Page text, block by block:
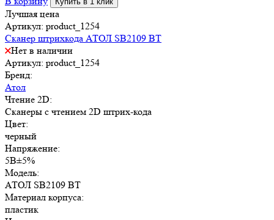
Лучшая цена
Артикул: product_1254
Сканер штрихкода АТОЛ SB2109 BT
Нет в наличии
Артикул: product_1254
Бренд:
Атол
Чтение 2D:
Сканеры с чтением 2D штрих-кода
Цвет:
черный
Напряжение:
5В±5%
Модель:
АТОЛ SB2109 BT
Материал корпуса:
пластик